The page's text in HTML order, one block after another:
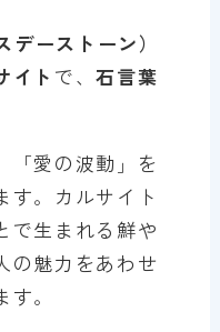
ーストーン）
イト で、石言葉
「愛の波動」を
す。カルサイト
で生まれる鮮や
の魅力をあわせ
。